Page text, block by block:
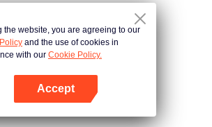
Abra o programa
the website, you are agreeing to our
and the use of cookies in
with our Cookie Policy.
Accept